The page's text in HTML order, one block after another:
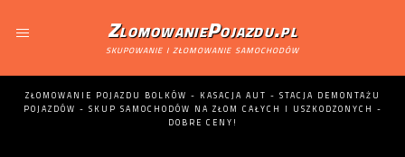
ZlomowaniePojazdu.pl
skupowanie i złomowanie samochodów
ZŁOMOWANIE POJAZDU BOLKÓW - KASACJA AUT - STACJA DEMONTAŻU
POJAZDÓW - SKUP SAMOCHODÓW NA ZŁOM CAŁYCH I USZKODZONYCH -
DOBRE CENY!